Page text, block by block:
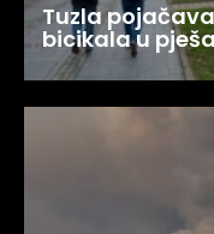
Tuzla
bicikala u